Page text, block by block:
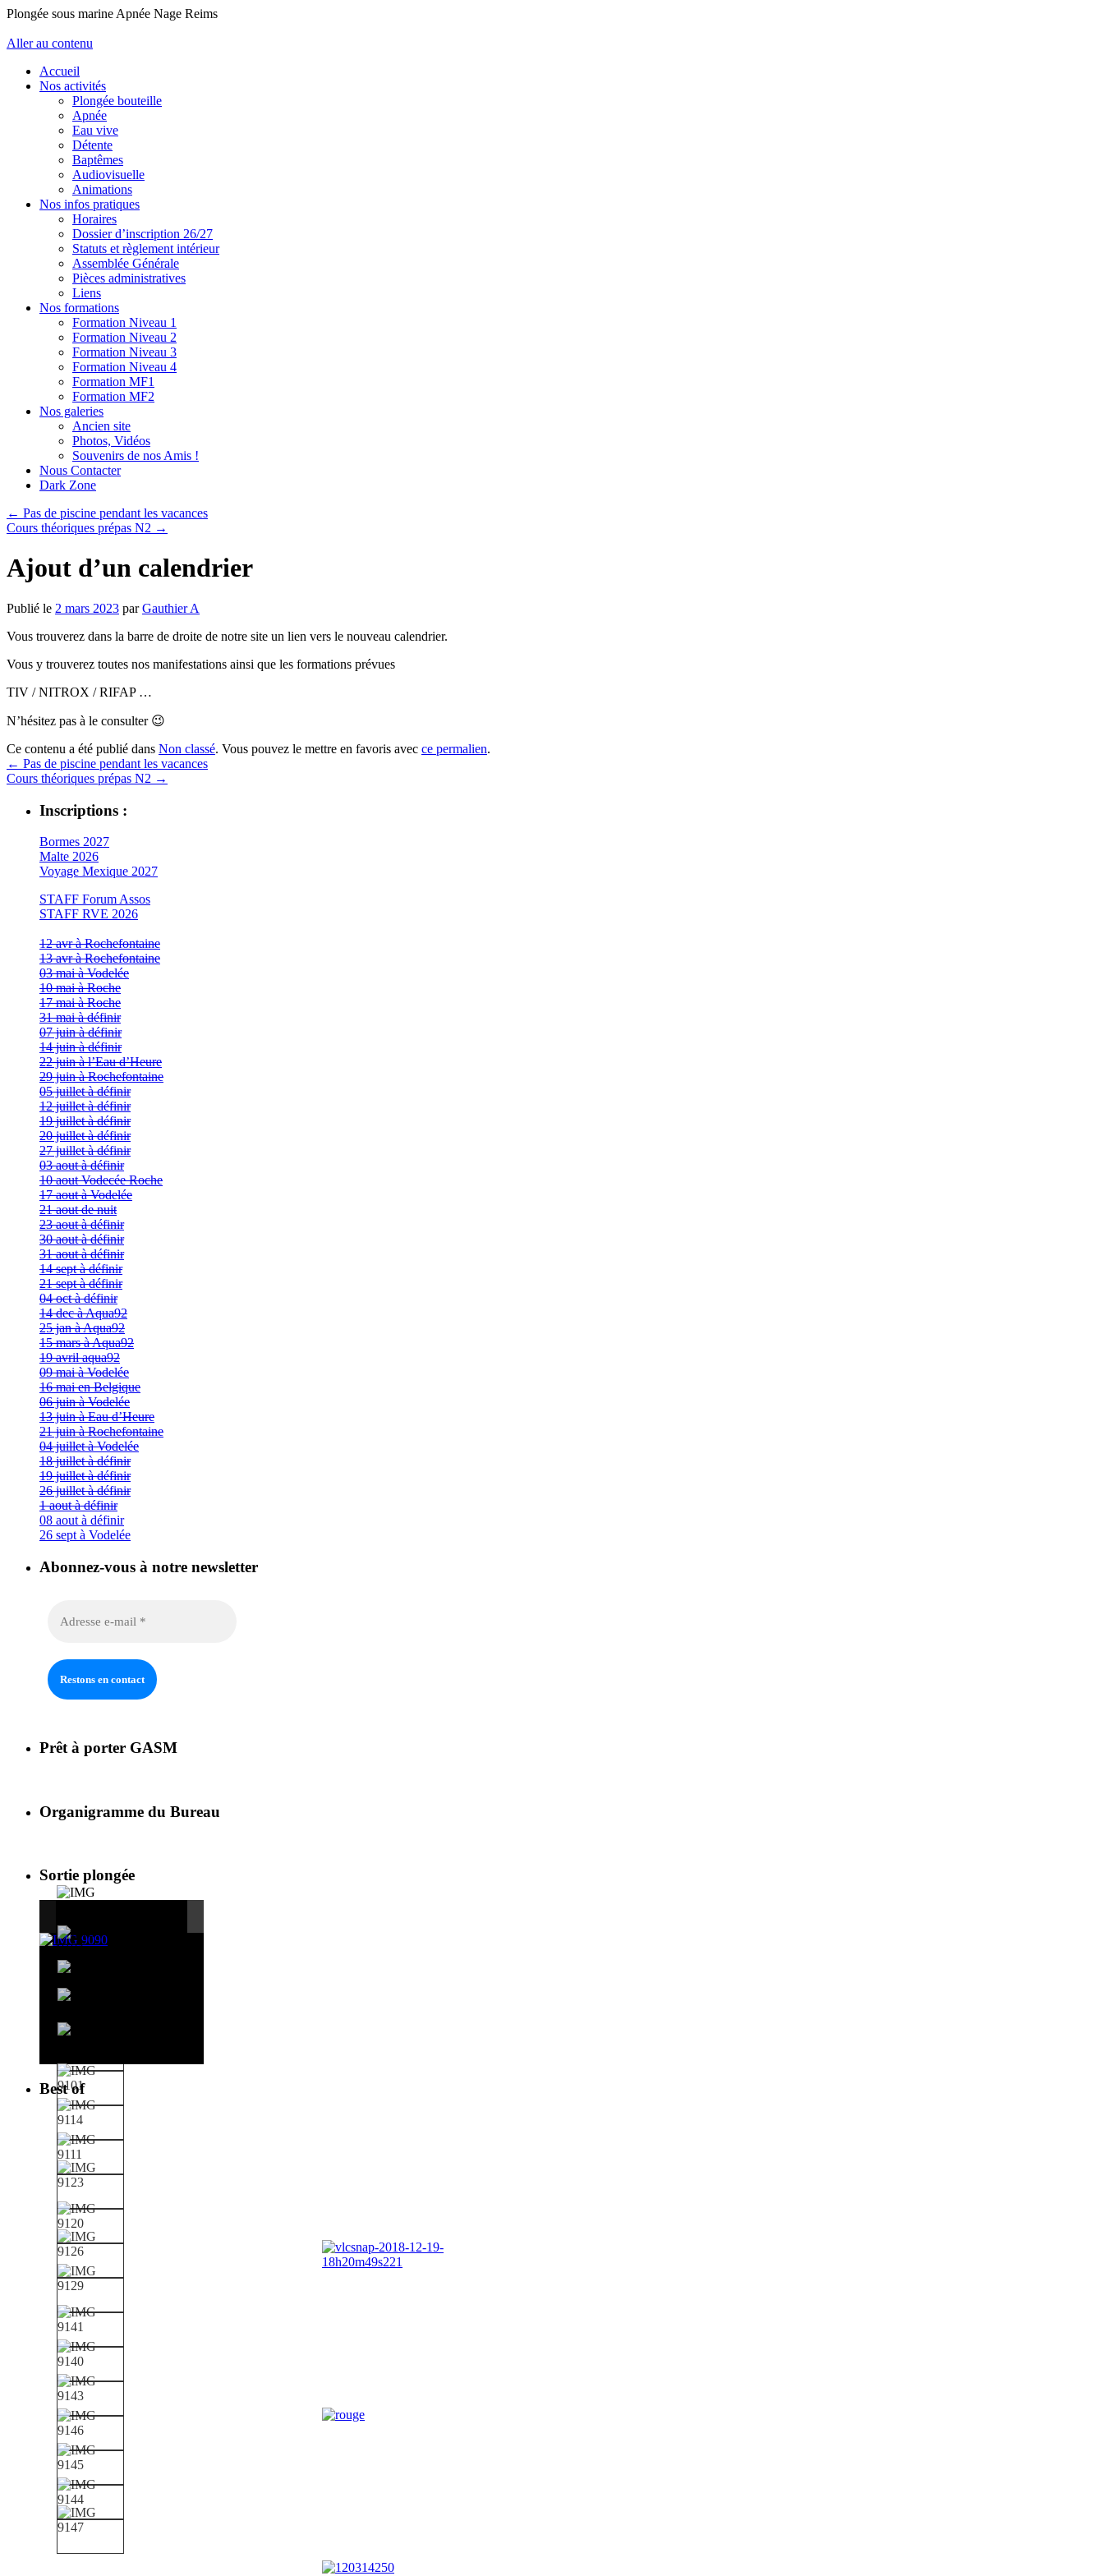
Plongée sous marine Apnée Nage Reims
Aller au contenu
Accueil
Nos activités
Plongée bouteille
Apnée
Eau vive
Détente
Baptêmes
Audiovisuelle
Animations
Nos infos pratiques
Horaires
Dossier d’inscription 26/27
Statuts et règlement intérieur
Assemblée Générale
Pièces administratives
Liens
Nos formations
Formation Niveau 1
Formation Niveau 2
Formation Niveau 3
Formation Niveau 4
Formation MF1
Formation MF2
Nos galeries
Ancien site
Photos, Vidéos
Souvenirs de nos Amis !
Nous Contacter
Dark Zone
← Pas de piscine pendant les vacances
Cours théoriques prépas N2 →
Ajout d’un calendrier
Publié le 2 mars 2023 par Gauthier A
Vous trouverez dans la barre de droite de notre site un lien vers le nouveau calendrier.
Vous y trouverez toutes nos manifestations ainsi que les formations prévues
TIV / NITROX / RIFAP …
N’hésitez pas à le consulter 😉
Ce contenu a été publié dans Non classé. Vous pouvez le mettre en favoris avec ce permalien.
← Pas de piscine pendant les vacances
Cours théoriques prépas N2 →
Inscriptions :
Bormes 2027
Malte 2026
Voyage Mexique 2027
STAFF Forum Assos
STAFF RVE 2026
12 avr à Rochefontaine
13 avr à Rochefontaine
03 mai à Vodelée
10 mai à Roche
17 mai à Roche
31 mai à définir
07 juin à définir
14 juin à définir
22 juin à l’Eau d’Heure
29 juin à Rochefontaine
05 juillet à définir
12 juillet à définir
19 juillet à définir
20 juillet à définir
27 juillet à définir
03 aout à définir
10 aout Vodecée Roche
17 aout à Vodelée
21 aout de nuit
23 aout à définir
30 aout à définir
31 aout à définir
14 sept à définir
21 sept à définir
04 oct à définir
14 dec à Aqua92
25 jan à Aqua92
15 mars à Aqua92
19 avril aqua92
09 mai à Vodelée
16 mai en Belgique
06 juin à Vodelée
13 juin à Eau d’Heure
21 juin à Rochefontaine
04 juillet à Vodelée
18 juillet à définir
19 juillet à définir
26 juillet à définir
1 aout à définir
08 aout à définir
26 sept à Vodelée
Abonnez-vous à notre newsletter
Prêt à porter GASM
Organigramme du Bureau
Sortie plongée
Best of